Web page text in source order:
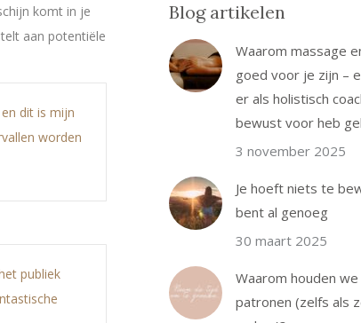
komt in je
aan potentiële
dit is mijn
worden
publiek
Blog artikelen
Waarom massage
goed voor je zijn –
er als holistisch
bewust voor heb
3 november 2025
Je hoeft niets te
bent al genoeg
30 maart 2025
Waarom houden
patronen (zelfs als